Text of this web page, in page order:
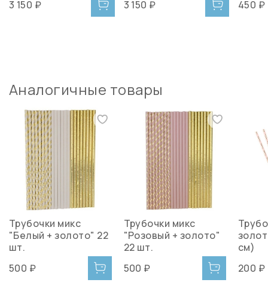
3 150 ₽ 3 150 ₽ 450 ₽
Аналогичные товары
Трубочки микс
"Белый + золото" 22
шт.
500 ₽
Трубочки микс
"Розовый + золото"
22 шт.
500 ₽
см)
200 ₽